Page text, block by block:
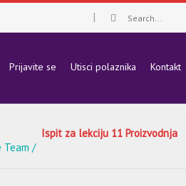
Prijavite se Utisci polaznika Kontakt
Team
Ispit za lekciju 11 Proizvodnja